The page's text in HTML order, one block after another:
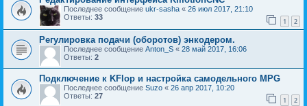
Последнее сообщение ukr-sasha « 26 июл 2017, 21:10
Ответы: 33 1 2
Регулировка подачи (оборотов) энкодером.
Последнее сообщение Anton_S « 28 май 2017, 16:06
Ответы: 2
Подключение к KFlop и настройка самодельного MPG
Последнее сообщение Suzo « 26 апр 2017, 10:20
Ответы: 27 1 2